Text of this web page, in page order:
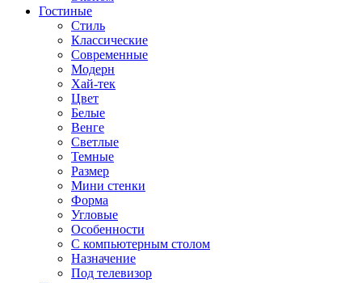
Гостиные
Стиль
Классические
Современные
Модерн
Хай-тек
Цвет
Белые
Венге
Светлые
Темные
Размер
Мини стенки
Форма
Угловые
Особенности
С компьютерным столом
Назначение
Под телевизор